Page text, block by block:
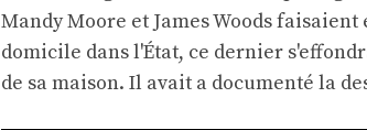
Mandy Moore et James Woods
domicile dans l'État, ce dernier
de sa maison. Il avait a documenté la